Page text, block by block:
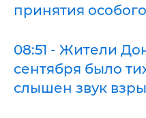
принятия
08:51 - Жители
сентября было
слышен звук